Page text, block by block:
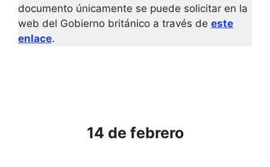
documento únicamente se puede solicitar en la
web del Gobierno británico a través de este
enlace.
14 de febrero